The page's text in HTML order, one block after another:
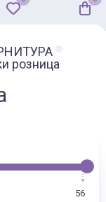
розница
56